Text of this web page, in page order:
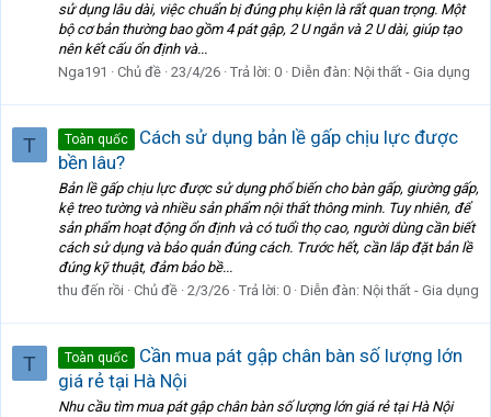
sử dụng lâu dài, việc chuẩn bị đúng phụ kiện là rất quan trọng. Một
bộ cơ bản thường bao gồm 4 pát gập, 2 U ngắn và 2 U dài, giúp tạo
nên kết cấu ổn định và...
Nga191
Chủ đề 23/4/26 Trả lời: 0 Diễn đàn: Nội thất - Gia dụng
T Toàn quốc
Cách sử dụng bản lề gấp chịu lực được
bền lâu?
Bản lề gấp chịu lực được sử dụng phổ biến cho bàn gấp, giường gấp,
kệ treo tường và nhiều sản phẩm nội thất thông minh. Tuy nhiên, để
sản phẩm hoạt động ổn định và có tuổi thọ cao, người dùng cần biết
cách sử dụng và bảo quản đúng cách. Trước hết, cần lắp đặt bản lề
đúng kỹ thuật, đảm bảo bề...
thu đến rồi
Chủ đề 2/3/26 Trả lời: 0 Diễn đàn: Nội thất - Gia dụng
T Toàn quốc
Cần mua pát gập chân bàn số lượng lớn
giá rẻ tại Hà Nội
Nhu cầu tìm mua pát gập chân bàn số lượng lớn giá rẻ tại Hà Nội